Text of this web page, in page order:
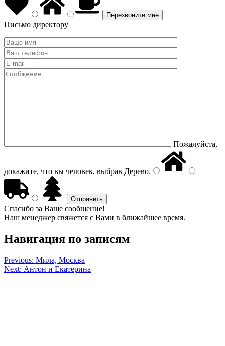
Письмо директору
Пожалуйста,
докажите, что вы человек, выбрав Дерево.
Спасибо за Ваше сообщение!
Наш менеджер свяжется с Вами в ближайшее время.
Навигация по записям
Previous: Мила, Москва
Next: Антон и Екатерина